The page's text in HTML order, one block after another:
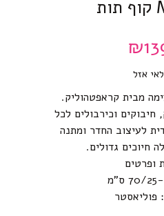
₪
אזל
מבית קראפטהוליק.
וכירבולים לכל
לעיצוב החדר ומתנה
חיוכים גדולים.
ופרטים
פוליאסטר